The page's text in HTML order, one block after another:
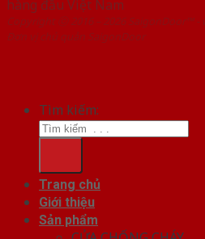
hàng đầu Việt Nam
Copyright ⓒ 2016 – 2026 SaigonDoor™
Đơn vị chủ quản SaigonDoor
Tìm kiếm:
Trang chủ
Giới thiệu
Sản phẩm